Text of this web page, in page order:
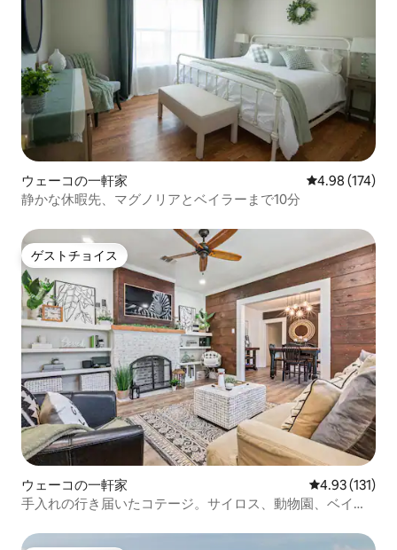
ウェーコの一軒家 レビュー174
4.98 (174)
静かな休暇先、マグノリアとベイラーまで10分
ゲストチョイス
ゲストチョイス
ウェーコの一軒家 レビュー131
4.93 (131)
手入れの行き届いたコテージ。サイロス、動物園、ベイラ